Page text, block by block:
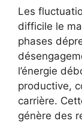
Les
difficile le
phases
l’énergie
productive,
carrière.
génère des